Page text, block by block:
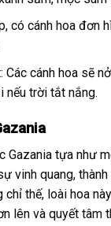
có cánh hoa đơn
cánh hoa sẽ
nếu trời tắt nắng.
Gazania tựa như
vinh quang,
chỉ thế, loài hoa
lên và quyết tâm